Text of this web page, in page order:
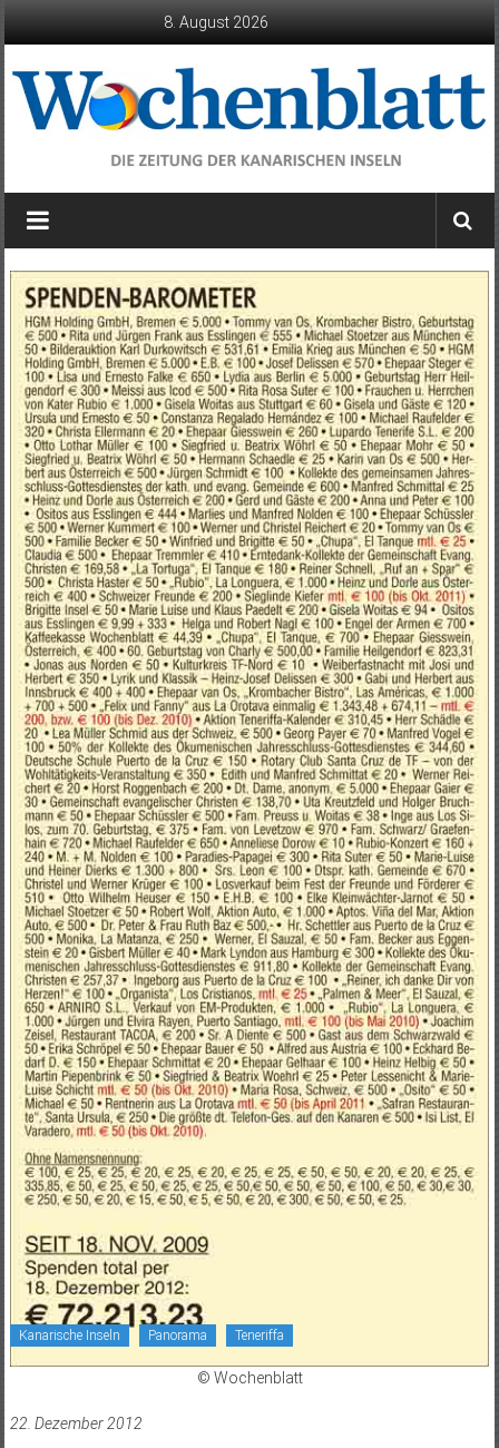
8. August 2026
Wochenblatt
die
der
Kanarischen
Inseln
Kanarische Inseln Panorama Teneriffa
© Wochenblatt
22. Dezember 2012